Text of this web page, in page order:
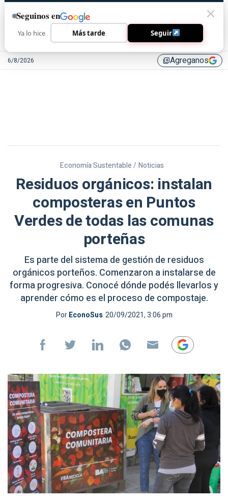
6/8/2026 library_addAgreganos
Economía Sustentable / Noticias
Residuos orgánicos: instalan
composteras en Puntos
Verdes de todas las comunas
porteñas
Es parte del sistema de gestión de residuos
orgánicos porteños. Comenzaron a instalarse de
forma progresiva. Conocé dónde podés llevarlos y
aprender cómo es el proceso de compostaje.
PorEconoSus 20/09/2021, 3:06 pm
Seguinos en
Ya lo hice Más tarde Seguir